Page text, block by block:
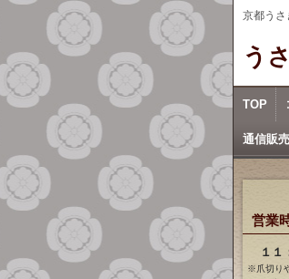
京都うさ
う
TOP
通信販売
営業
１１
※爪切り